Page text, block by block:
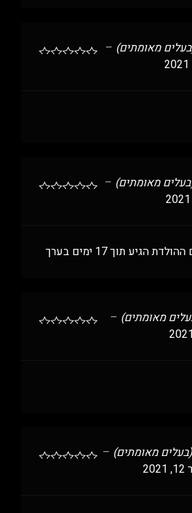
מאומתים) –
מאומתים) –
הגיע תוך 17 ימים בערך
מאומתים) –
(בעלים מאומתים) –